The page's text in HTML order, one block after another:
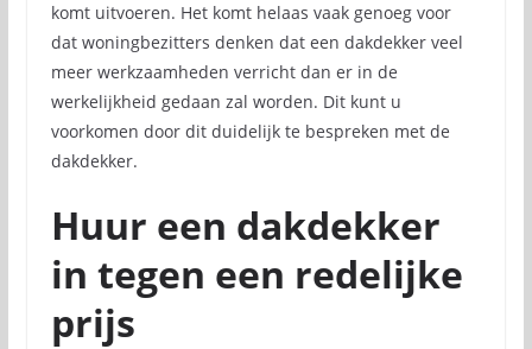
komt uitvoeren. Het komt helaas vaak genoeg voor
dat woningbezitters denken dat een dakdekker veel
meer werkzaamheden verricht dan er in de
werkelijkheid gedaan zal worden. Dit kunt u
voorkomen door dit duidelijk te bespreken met de
dakdekker.
Huur een dakdekker
in tegen een redelijke
prijs